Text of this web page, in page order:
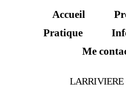
Accueil
Pratique
Me
LARRIVIERE